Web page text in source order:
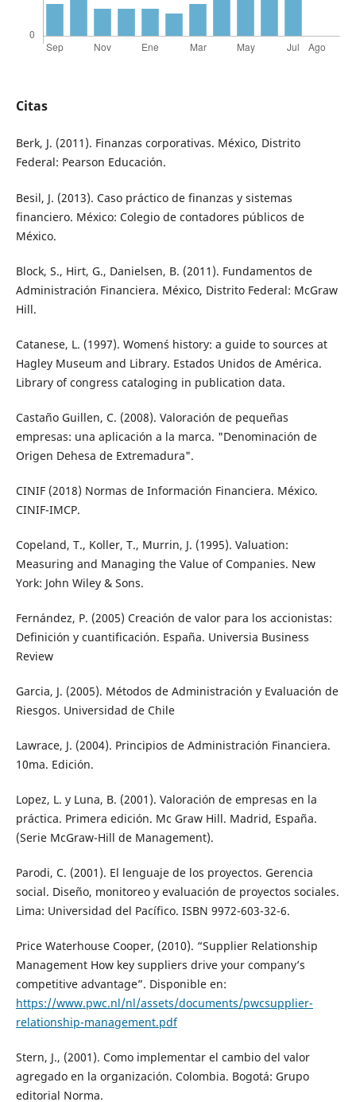
Citas
Berk, J. (2011). Finanzas corporativas. México, Distrito
Federal: Pearson Educación.
Besil, J. (2013). Caso práctico de finanzas y sistemas
financiero. México: Colegio de contadores públicos de
México.
Block, S., Hirt, G., Danielsen, B. (2011). Fundamentos de
Administración Financiera. México, Distrito Federal: McGraw
Hill.
Catanese, L. (1997). Women´s history: a guide to sources at
Hagley Museum and Library. Estados Unidos de América.
Library of congress cataloging in publication data.
Castaño Guillen, C. (2008). Valoración de pequeñas
empresas: una aplicación a la marca. "Denominación de
Origen Dehesa de Extremadura".
CINIF (2018) Normas de Información Financiera. México.
CINIF-IMCP.
Copeland, T., Koller, T., Murrin, J. (1995). Valuation:
Measuring and Managing the Value of Companies. New
York: John Wiley & Sons.
Fernández, P. (2005) Creación de valor para los accionistas:
Definición y cuantificación. España. Universia Business
Review
Garcia, J. (2005). Métodos de Administración y Evaluación de
Riesgos. Universidad de Chile
Lawrace, J. (2004). Principios de Administración Financiera.
10ma. Edición.
Lopez, L. y Luna, B. (2001). Valoración de empresas en la
práctica. Primera edición. Mc Graw Hill. Madrid, España.
(Serie McGraw-Hill de Management).
Parodi, C. (2001). El lenguaje de los proyectos. Gerencia
social. Diseño, monitoreo y evaluación de proyectos sociales.
Lima: Universidad del Pacífico. ISBN 9972-603-32-6.
Price Waterhouse Cooper, (2010). “Supplier Relationship
Management How key suppliers drive your company’s
competitive advantage”. Disponible en:
https://www.pwc.nl/nl/assets/documents/pwcsupplier-
relationship-management.pdf
Stern, J., (2001). Como implementar el cambio del valor
agregado en la organización. Colombia. Bogotá: Grupo
editorial Norma.